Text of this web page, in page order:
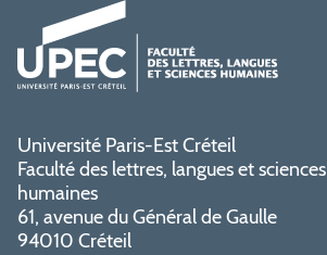
Université Paris-Est Créteil
Faculté des lettres, langues et sciences
humaines
61, avenue du Général de Gaulle
94010 Créteil